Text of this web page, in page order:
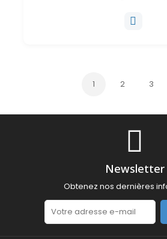
1 2 3
Newsletter
Obtenez nos dernières